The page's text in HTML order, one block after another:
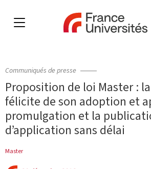
Communiqués de presse
Proposition de loi Master : la
félicite de son adoption et
promulgation et la
d’application sans délai
Master